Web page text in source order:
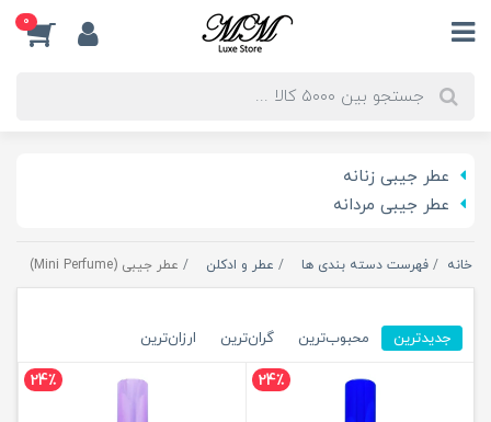
0
عطر جیبی زنانه
عطر جیبی مردانه
خانه فهرست دسته بندی ها عطر و ادکلن عطر جیبی (Mini Perfume)
جدیدترین محبوب‌ترین گران‌ترین ارزان‌ترین
24٪ 24٪